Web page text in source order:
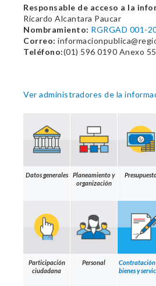
Responsable de acceso a la
Ricardo Alcantara Paucar
Nombramiento: RGRGAD 001-
Correo:
Teléfono:(01) 596 0190 Anexo
Ver administradores de la
Datos generales
Planeamiento y
organización
Participación
ciudadana
Personal
Contratación
bienes y